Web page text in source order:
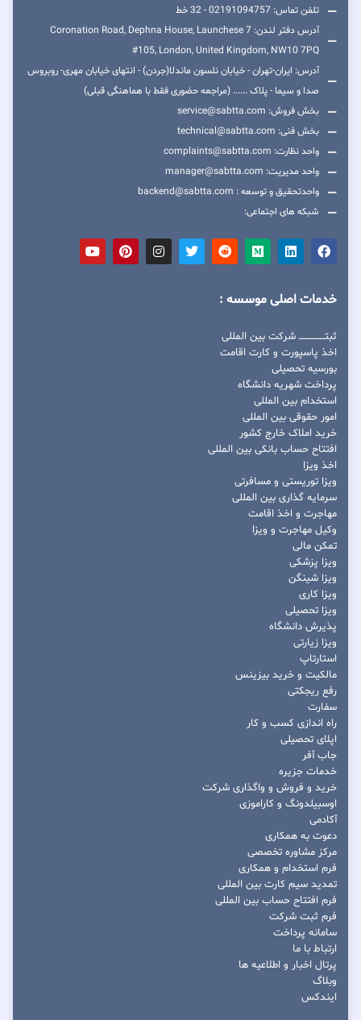
تلفن تماس: 02191094757 - 32 خط
آدرس دفتر لندن: 7 Coronation Road, Dephna House, Launchese
#105, London, United Kingdom, NW10 7PQ
آدرس: ایران-تهران - خیابان نلسون ماندلا(جردن) - انتهای خیابان مهری- روبروس
صدا و سیما - پلاک ...... (مراجعه حضوری فقط با هماهنگی قبلی)
بخش فروش: service@sabtta.com
بخش فنی: technical@sabtta.com
واحد نظارت: complaints@sabtta.com
واحد مدیریت: manager@sabtta.com
واحدتحقیق و توسعه : backend@sabtta.com
شبکه های اجتماعی:
خدمات اصلی موسسه :
ثبتــــــــــــــــ شرکت بین المللی
اخذ پاسپورت و کارت اقامت
بورسیه تحصیلی
پرداخت شهریه دانشگاه
استخدام بین المللی
امور حقوقی بین المللی
خرید املاک خارج کشور
افتتاح حساب بانکی بین المللی
اخذ ویزا
ویزا توریستی و مسافرتی
سرمایه گذاری بین المللی
مهاجرت و اخذ اقامت
وکیل مهاجرت و ویزا
تمکن مالی
ویزا پزشکی
ویزا شینگن
ویزا کاری
ویزا تحصیلی
پذیرش دانشگاه
ویزا زیارتی
استارتاپ
مالکیت و خرید بیزینس
رفع ریجکتی
سفارت
راه اندازی کسب و کار
اپلای تحصیلی
جاب آفر
خدمات جزیره
خرید و فروش و واگذاری شرکت
اوسبیلدونگ و کاراموزی
آکادمی
دعوت به همکاری
مرکز مشاوره تخصصی
فرم استخدام و همکاری
تمدید سیم کارت بین المللی
فرم افتتاح حساب بین المللی
فرم ثبت شرکت
سامانه پرداخت
ارتباط با ما
پرتال اخبار و اطلاعیه ها
وبلاگ
ایندکس